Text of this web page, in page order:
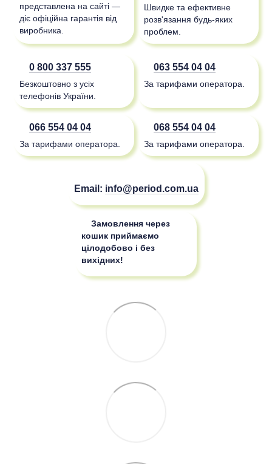
представлена на сайті —
діє офіційна гарантія від
виробника.
Швидке та ефективне
розв'язання будь-яких
проблем.
0 800 337 555
Безкоштовно з усіх
телефонів України.
063 554 04 04
За тарифами оператора.
066 554 04 04
За тарифами оператора.
068 554 04 04
За тарифами оператора.
Email: info@period.com.ua
Замовлення через
кошик приймаємо
цілодобово і без
вихідних!